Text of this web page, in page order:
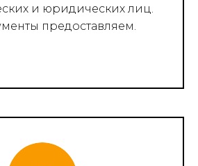
и юридических лиц.
предоставляем.